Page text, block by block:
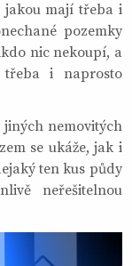
jakou mají třeba i
pozemky
nic nekoupí, a
i naprosto
nemovitých
se ukáže, jak i
ten kus půdy
neřešitelnou